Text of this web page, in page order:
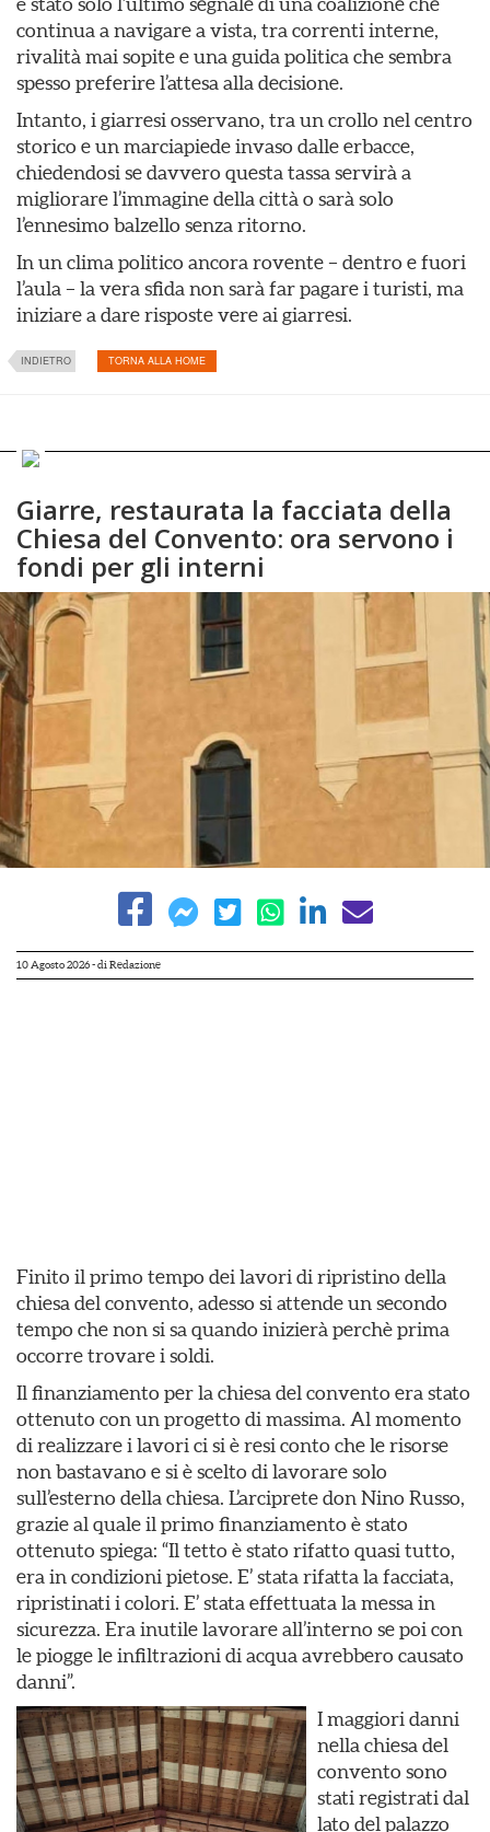
continua a navigare a vista, tra correnti interne,
rivalità mai sopite e una guida politica che sembra
spesso preferire l’attesa alla decisione.
Intanto, i giarresi osservano, tra un crollo nel centro
storico e un marciapiede invaso dalle erbacce,
chiedendosi se davvero questa tassa servirà a
migliorare l’immagine della città o sarà solo
l’ennesimo balzello senza ritorno.
In un clima politico ancora rovente – dentro e fuori
l’aula – la vera sfida non sarà far pagare i turisti, ma
iniziare a dare risposte vere ai giarresi.
INDIETRO TORNA ALLA HOME
Giarre, restaurata la facciata della
Chiesa del Convento: ora servono i
fondi per gli interni
10 Agosto 2026- di Redazione
Finito il primo tempo dei lavori di ripristino della
chiesa del convento, adesso si attende un secondo
tempo che non si sa quando inizierà perchè prima
occorre trovare i soldi.
Il finanziamento per la chiesa del convento era stato
ottenuto con un progetto di massima. Al momento
di realizzare i lavori ci si è resi conto che le risorse
non bastavano e si è scelto di lavorare solo
sull’esterno della chiesa. L’arciprete don Nino Russo,
grazie al quale il primo finanziamento è stato
ottenuto spiega: “Il tetto è stato rifatto quasi tutto,
era in condizioni pietose. E’ stata rifatta la facciata,
ripristinati i colori. E’ stata effettuata la messa in
sicurezza. Era inutile lavorare all’interno se poi con
le piogge le infiltrazioni di acqua avrebbero causato
danni”.
I maggiori danni
nella chiesa del
convento sono
stati registrati dal
lato del palazzo